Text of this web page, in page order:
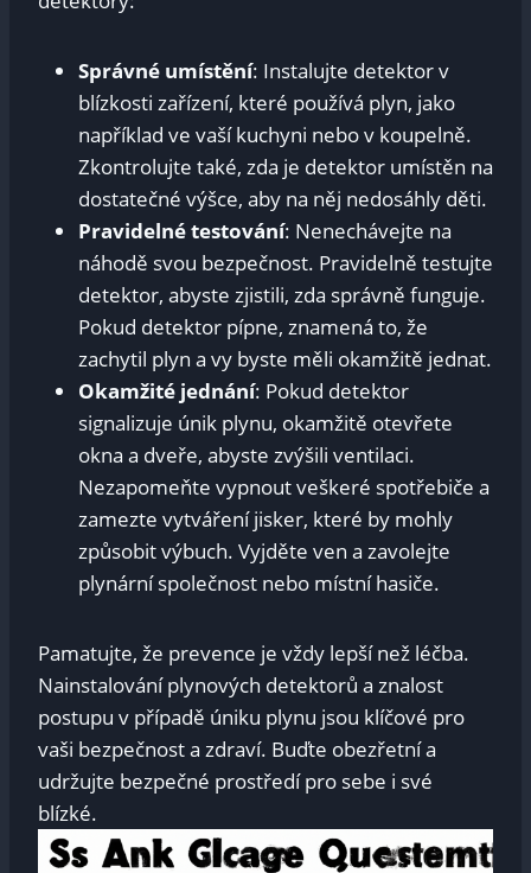
Správné umístění: Instalujte detektor v
blízkosti zařízení, které používá plyn, jako
například ve vaší kuchyni nebo v koupelně.
Zkontrolujte také, zda je detektor umístěn na
dostatečné výšce, aby na něj nedosáhly děti.
Pravidelné testování: Nenechávejte na
náhodě svou bezpečnost. Pravidelně testujte
detektor, abyste zjistili, zda správně funguje.
Pokud detektor pípne, znamená to, že
zachytil plyn a vy byste měli okamžitě jednat.
Okamžité jednání: Pokud detektor
signalizuje únik plynu, okamžitě otevřete
okna a dveře, abyste zvýšili ventilaci.
Nezapomeňte vypnout veškeré spotřebiče a
zamezte vytváření jisker, které by mohly
způsobit výbuch. Vyjděte ven a zavolejte
plynární společnost nebo místní hasiče.
Pamatujte, že prevence je vždy lepší než léčba.
Nainstalování plynových detektorů a znalost
postupu v případě úniku plynu jsou klíčové pro
vaši bezpečnost a zdraví. Buďte obezřetní a
udržujte bezpečné prostředí pro sebe i své
blízké.